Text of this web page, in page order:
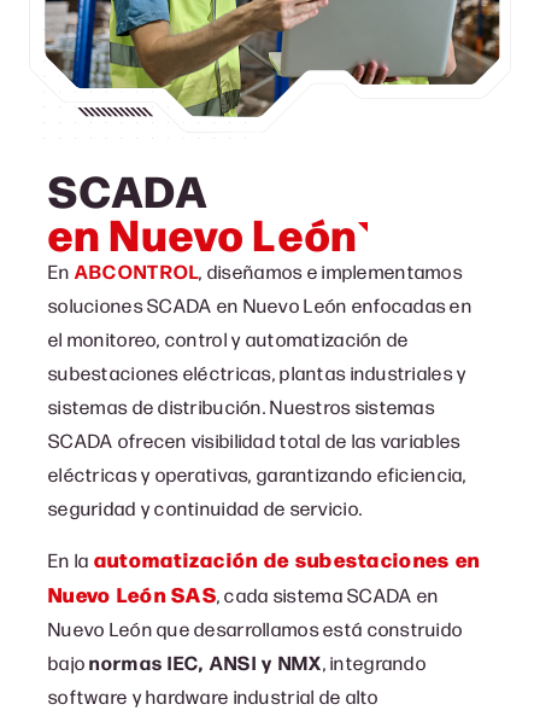
SCADA
en Nuevo León
En ABCONTROL, diseñamos e implementamos
soluciones SCADA en Nuevo León enfocadas en
el monitoreo, control y automatización de
subestaciones eléctricas, plantas industriales y
sistemas de distribución. Nuestros sistemas
SCADA ofrecen visibilidad total de las variables
eléctricas y operativas, garantizando eficiencia,
seguridad y continuidad de servicio.
En la automatización de subestaciones en
Nuevo León SAS, cada sistema SCADA en
Nuevo León que desarrollamos está construido
bajonormas IEC, ANSI y NMX, integrando
software y hardware industrial de alto